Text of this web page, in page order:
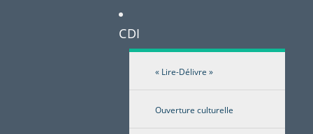
CDI
« Lire-Délivre »
Ouverture culturelle